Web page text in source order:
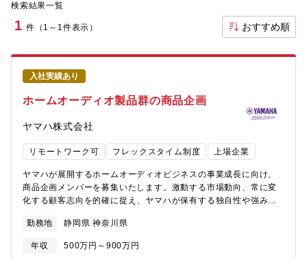
検索結果一覧
1 件（1～1件表示） おすすめ順
入社実績あり
ホームオーディオ製品群の商品企画
ヤマハ株式会社
リモートワーク可 フレックスタイム制度 上場企業
ヤマハが展開するホームオーディオビジネスの事業成長に向け、
商品企画メンバーを募集いたします。激動する市場動向、常に変
化する顧客志向を的確に捉え、ヤマハが保有する独自性や強みを
ならないオーディオブランドを一緒に作り上げたいという強い気
持ちを持った人材を求めています。ホームオーディオ製品および
コンシューマエレクトロニクス製品の商品企画業務経験があり、
勤務地 静岡県 神奈川県
年収 500万円～900万円